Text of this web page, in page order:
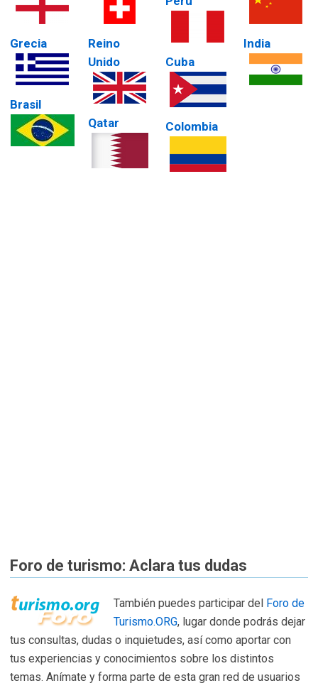
Grecia
Brasil
Reino
Unido
Qatar
Cuba
Colombia
India
Foro de turismo: Aclara tus dudas
También puedes participar del Foro de
Turismo.ORG, lugar donde podrás dejar
tus consultas, dudas o inquietudes, así como aportar con
tus experiencias y conocimientos sobre los distintos
temas. Anímate y forma parte de esta gran red de usuarios